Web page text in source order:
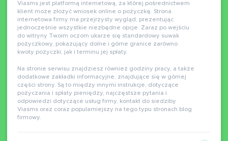
Viasms jest platformą internetową, za której pośrednictwem
klient może złożyć wniosek online o pożyczkę. Strona
internetowa firmy ma przejrzysty wygląd, prezentując
jednocześnie wszystkie niezbędne opcje. Zaraz po wejściu
do witryny Twoim oczom ukarze się standardowy suwak
pożyczkowy, pokazujący dolne i górne granice zarówno
kwoty pożyczki, jak i terminu jej spłaty.
Na stronie serwisu znajdziesz również godziny pracy, a także
dodatkowe zakładki informacyjne, znajdujące się w górnej
części strony. Są to między innymi instrukcje, dotyczące
pożyczania i spłaty pieniędzy, najczęstsze pytania i
odpowiedzi dotyczące usług firmy, kontakt do siedziby
Viasms oraz coraz popularniejszy na tego typu stronach blog
firmowy.